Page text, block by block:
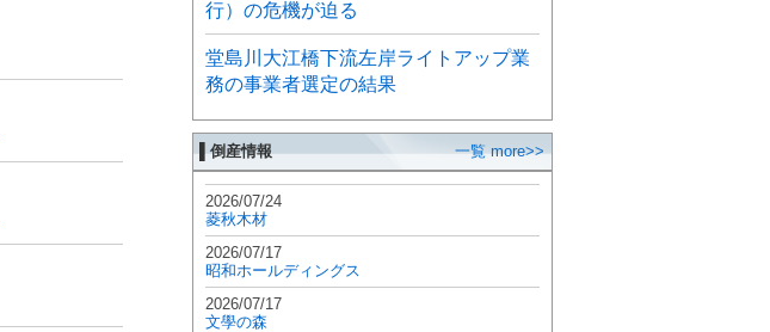
行）の危機が迫る
堂島川大江橋下流左岸ライトアップ業
務の事業者選定の結果
▌倒産情報 一覧 more>>
2026/07/24
菱秋木材
2026/07/17
昭和ホールディングス
2026/07/17
文學の森